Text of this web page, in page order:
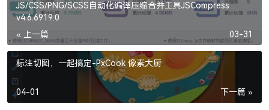
JS/CSS/PNG/SCSS自动化编译压缩合并工具JSCompress
v4.6.6919.0
« 上一篇
03-31
标注切图，一起搞定-PxCook 像素大厨
下一篇 »
04-01